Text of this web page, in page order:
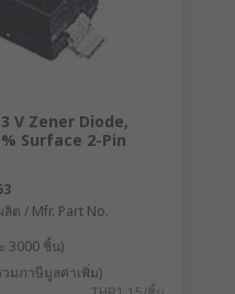
V Zener Diode,
Surface 2-Pin
ต / Mfr. Part No.
3000 ชิ้น)
วมภาษีมูลค่าเพิ่ม)